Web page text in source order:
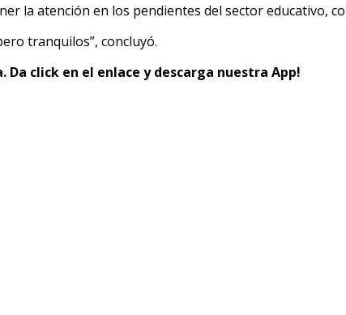
la atención en los pendientes del sector educativo,
tranquilos”, concluyó.
click en el enlace y descarga nuestra App!